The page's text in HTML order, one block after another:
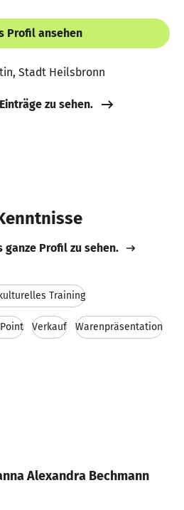
Profil ansehen
Stadt Heilsbronn
zu sehen.
ganze Profil zu sehen.
Training
Verkauf Warenpräsentation
Alexandra Bechmann